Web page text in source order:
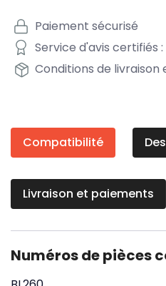
Paiement sécurisé
Service d'avis certifiés :
Conditions de livraison
Compatibilité
Livraison et paiements
Numéros de pièces